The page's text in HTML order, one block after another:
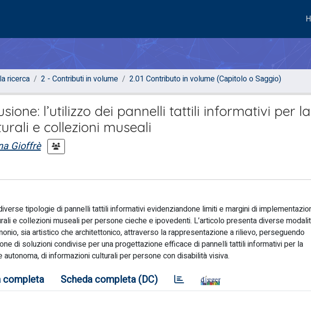
ricerca 2 - Contributi in volume 2.01 Contributo in volume (Capitolo o Saggio)
l’utilizzo dei pannelli tattili informativi per la
e collezioni museali
Gioffrè
tipologie di pannelli tattili informativi evidenziandone limiti e margini di
e collezioni museali per persone cieche e ipovedenti. L’articolo presenta diverse
sia artistico che architettonico, attraverso la rappresentazione a rilievo, perseguendo
di soluzioni condivise per una progettazione efficace di pannelli tattili informativi per la
di informazioni culturali per persone con disabilità visiva.
completa Scheda completa (DC)